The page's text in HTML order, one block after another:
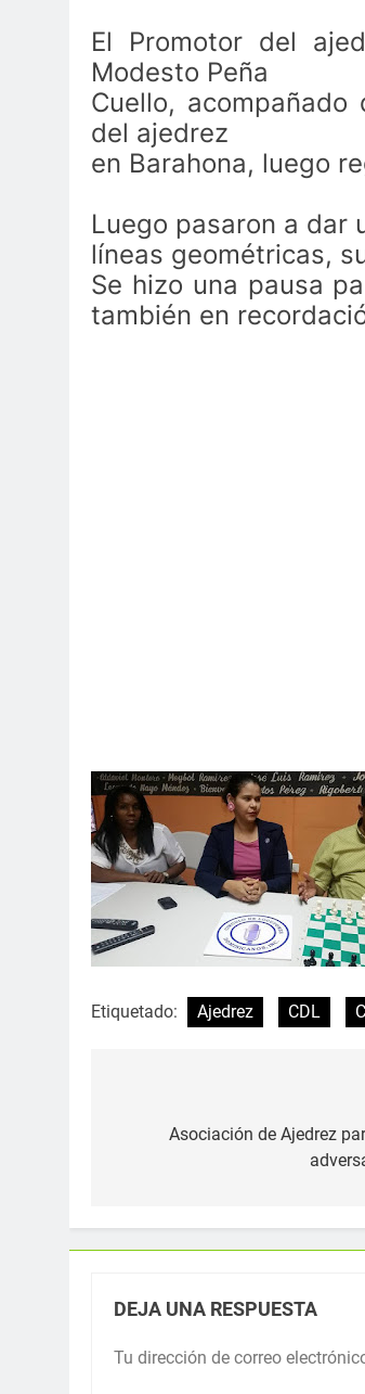
El Promotor del
Modesto Peña
Cuello,
del ajedrez
en Barahona, luego
Luego pasaron a dar
líneas geométricas,
Se hizo una pausa
también en
Etiquetado: Ajedrez CDL
Asociación de Ajedrez
DEJA UNA RESPUESTA
Tu dirección de correo